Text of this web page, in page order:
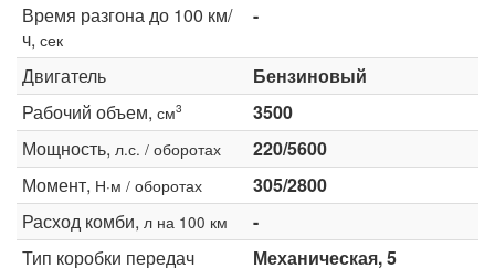
Время разгона до 100 км/
ч, сек
-
Двигатель
Бензиновый
Рабочий объем, см3
3500
Мощность, л.с. / оборотах
220/5600
Момент, Н·м / оборотах
305/2800
Расход комби, л на 100 км
-
Тип коробки передач
Механическая, 5